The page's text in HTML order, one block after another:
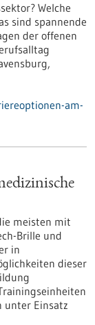
Welche
sind spannende
der offenen
am-
meisten mit
Brille und
in
dieser
unter Einsatz